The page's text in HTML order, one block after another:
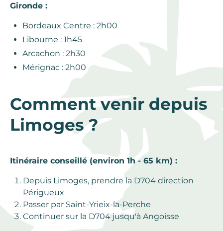
Gironde :
Bordeaux Centre : 2h00
Libourne : 1h45
Arcachon : 2h30
Mérignac : 2h00
Comment venir depuis
Limoges ?
Itinéraire conseillé (environ 1h - 65 km) :
Depuis Limoges, prendre la D704 direction
Périgueux
Passer par Saint-Yrieix-la-Perche
Continuer sur la D704 jusqu'à Angoisse